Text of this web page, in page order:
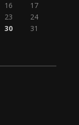
16
17
23
24
30
31